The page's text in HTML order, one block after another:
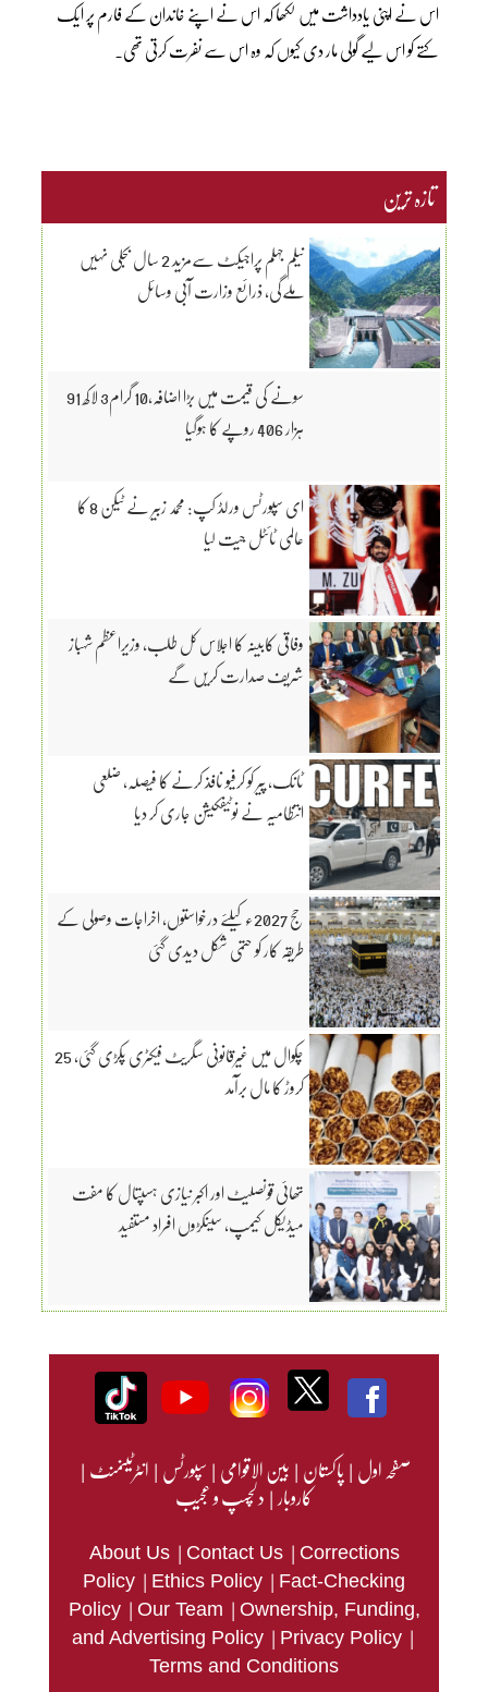
اس نے اپنی یادداشت میں لکھا کہ اس نے اپنے خاندان کے فارم پر ایک
کتے کو اس لیے گولی مار دی کیوں کہ وہ اس سے نفرت کرتی تھی۔
تازہ ترین
نیلم جہلم پراجیکٹ سےمزید 2 سال بجلی نہیں
ملےگی، ذرائع وزارت آبی وسائل
سونے کی قیمت میں بڑا اضافہ،10 گرام3 لاکھ 91
ہزار 406 روپے کا ہوگیا
ای سپورٹس ورلڈ کپ: محمد زبیر نے ٹیکن 8 کا
عالمی ٹائٹل جیت لیا
وفاقی کابینہ کا اجلاس کل طلب، وزیراعظم شہباز
شریف صدارت کریں گے
ٹانک، پیر کو کرفیو نافذ کرنے کا فیصلہ، ضلعی
انتظامیہ نے نوٹیفکیشن جاری کر دیا
حج 2027ء کیلئے درخواستوں، اخراجات وصولی کے
طریقہ کار کو حتمی شکل دیدی گئی
چکوال میں غیرقانونی سگریٹ فیکٹری پکڑی گئی، 25
کروڑ کا مال برآمد
تھائی قونصلیٹ اور اکبر نیازی ہسپتال کا مفت
میڈیکل کیمپ، سینکڑوں افراد مستفید
صفحہ اول|پاکستان|بین الاقوامی|سپورٹس|انٹرٹینمنٹ|
کاروبار|دلچسپ و عجیب
About Us | Contact Us | Corrections
Policy | Ethics Policy | Fact-Checking
Policy | Our Team | Ownership, Funding,
and Advertising Policy | Privacy Policy |
Terms and Conditions